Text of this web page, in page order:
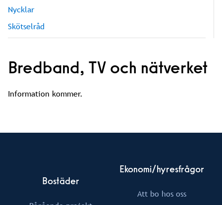
Nycklar
Skötselråd
Bredband, TV och nätverket
Information kommer.
Bostäder
Ekonomi/hyresfrågor
Att bo hos oss